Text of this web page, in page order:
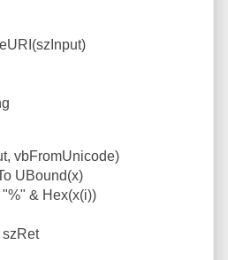
vbFromUnicode)
UBound(x)
& Hex(x(i))